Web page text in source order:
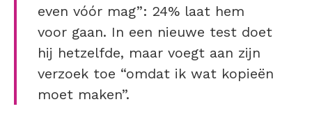
even vóór mag”: 24% laat hem
voor gaan. In een nieuwe test doet
hij hetzelfde, maar voegt aan zijn
verzoek toe “omdat ik wat kopieën
moet maken”.